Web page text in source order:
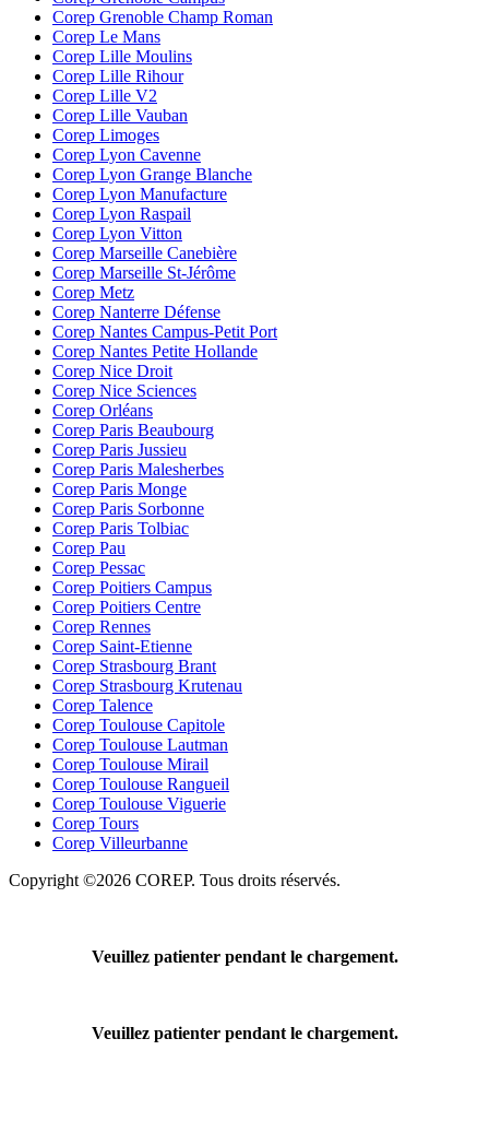
Corep Grenoble Champ Roman
Corep Le Mans
Corep Lille Moulins
Corep Lille Rihour
Corep Lille V2
Corep Lille Vauban
Corep Limoges
Corep Lyon Cavenne
Corep Lyon Grange Blanche
Corep Lyon Manufacture
Corep Lyon Raspail
Corep Lyon Vitton
Corep Marseille Canebière
Corep Marseille St-Jérôme
Corep Metz
Corep Nanterre Défense
Corep Nantes Campus-Petit Port
Corep Nantes Petite Hollande
Corep Nice Droit
Corep Nice Sciences
Corep Orléans
Corep Paris Beaubourg
Corep Paris Jussieu
Corep Paris Malesherbes
Corep Paris Monge
Corep Paris Sorbonne
Corep Paris Tolbiac
Corep Pau
Corep Pessac
Corep Poitiers Campus
Corep Poitiers Centre
Corep Rennes
Corep Saint-Etienne
Corep Strasbourg Brant
Corep Strasbourg Krutenau
Corep Talence
Corep Toulouse Capitole
Corep Toulouse Lautman
Corep Toulouse Mirail
Corep Toulouse Rangueil
Corep Toulouse Viguerie
Corep Tours
Corep Villeurbanne
Copyright ©2026 COREP. Tous droits réservés.
Veuillez patienter pendant le chargement.
Veuillez patienter pendant le chargement.